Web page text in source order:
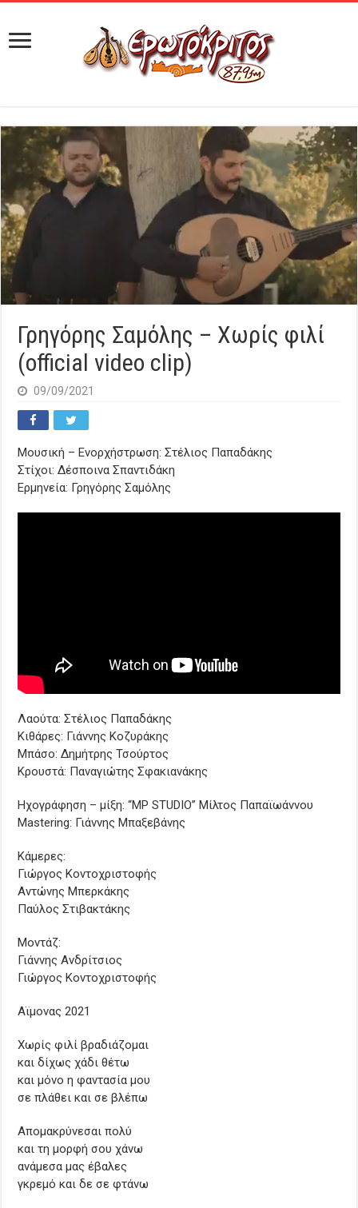
Γρηγόρης Σαμόλης – Χωρίς φιλί
(official video clip)
09/09/2021
Μουσική – Ενορχήστρωση: Στέλιος Παπαδάκης
Στίχοι: Δέσποινα Σπαντιδάκη
Ερμηνεία: Γρηγόρης Σαμόλης
Λαούτα: Στέλιος Παπαδάκης
Κιθάρες: Γιάννης Κοζυράκης
Μπάσο: Δημήτρης Τσούρτος
Κρουστά: Παναγιώτης Σφακιανάκης
Ηχογράφηση – μίξη: “MP STUDIO” Μίλτος Παπαϊωάννου
Mastering: Γιάννης Μπαξεβάνης
Κάμερες:
Γιώργος Κοντοχριστοφής
Αντώνης Μπερκάκης
Παύλος Στιβακτάκης
Μοντάζ:
Γιάννης Ανδρίτσιος
Γιώργος Κοντοχριστοφής
Αϊμονας 2021
Χωρίς φιλί βραδιάζομαι
και δίχως χάδι θέτω
και μόνο η φαντασία μου
σε πλάθει και σε βλέπω
Απομακρύνεσαι πολύ
και τη μορφή σου χάνω
ανάμεσα μας έβαλες
γκρεμό και δε σε φτάνω